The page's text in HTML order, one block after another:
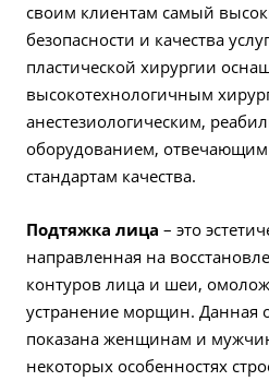
своим клиентам самый
безопасности и качества
пластической хирургии
высокотехнологичным
анестезиологическим,
оборудованием,
стандартам качества.
Подтяжка лица – это
направленная на
контуров лица и шеи,
устранение морщин. Данная
показана женщинам и
некоторых особенностях